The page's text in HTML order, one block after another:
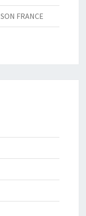
FRANCE